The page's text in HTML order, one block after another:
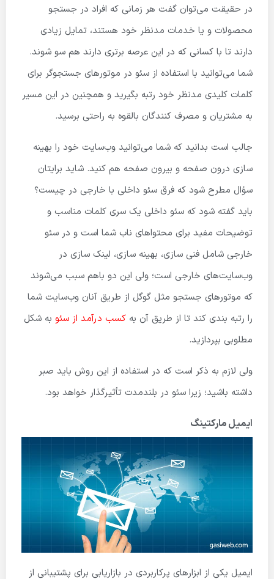
در حقیقت می‌توان گفت هر زمانی که افراد در جستجو
محصولات و یا خدمات مدنظر خود هستند، تمایل زیادی
دارند تا با کسانی که در این عرصه برتری دارند هم سو شوند.
شما می‌توانید با استفاده از سئو در موتورهای جستجوگر برای
کلمات کلیدی مدنظر خود رتبه بگیرید و همچنین در این مسیر
به مشتریان و مصرف کنندگان بالقوه به راحتی برسید.
جالب است بدانید که شما می‌توانید وب‌سایت خود را بهینه
سازی درون صفحه و بیرون صفحه هم کنید. شاید برایتان
سؤال مطرح شود که فرق سئو داخلی با خارجی در چیست؟
باید گفته شود که سئو داخلی یک سری کلمات مناسب و
توضیحات مفید برای محتواهای ناب شما است و در سئو
خارجی شامل فنی سازی، بهینه سازی، لینک سازی در
وب‌سایت‌های خارجی است؛ ولی این دو باهم سبب می‌شوند
که موتورهای جستجو مثل گوگل از طریق آنان وب‌سایت شما
را رتبه بندی کند تا از طریق آن به کسب درآمد از سئو به شکل
مطلوبی بپردازید.
ولی لازم به ذکر است که در استفاده از این روش باید صبر
داشته باشید؛ زیرا سئو در بلندمدت تأثیرگذار خواهد بود.
ایمیل مارکتینگ
ایمیل یکی از ابزارهای پرکاربردی در بازاریابی برای پشتیبانی از